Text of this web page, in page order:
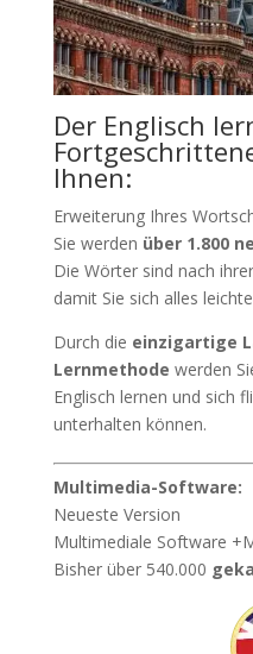
Der Englisch
Ihnen:
Erweiterung Ihres
Sie werden über 1.800
Die Wörter sind nach
damit Sie sich alles
Durch die einzigartige
Lernmethode werden
Englisch lernen und sich
unterhalten können.
Multimedia-Software:
Neueste Version
Multimediale Software
Bisher über 540.000